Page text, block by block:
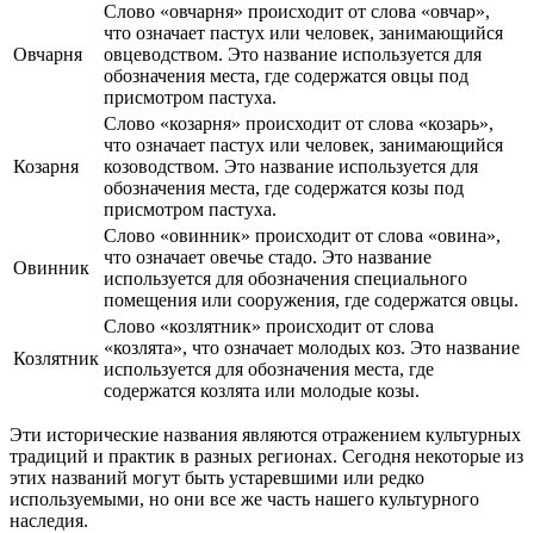
Овчарня
Слово «овчарня» происходит от слова «овчар»,
что означает пастух или человек, занимающийся
овцеводством. Это название используется для
обозначения места, где содержатся овцы под
присмотром пастуха.
Козарня
Слово «козарня» происходит от слова «козарь»,
что означает пастух или человек, занимающийся
козоводством. Это название используется для
обозначения места, где содержатся козы под
присмотром пастуха.
Овинник
Слово «овинник» происходит от слова «овина»,
что означает овечье стадо. Это название
используется для обозначения специального
помещения или сооружения, где содержатся овцы.
Козлятник
Слово «козлятник» происходит от слова
«козлята», что означает молодых коз. Это название
используется для обозначения места, где
содержатся козлята или молодые козы.
Эти исторические названия являются отражением культурных
традиций и практик в разных регионах. Сегодня некоторые из
этих названий могут быть устаревшими или редко
используемыми, но они все же часть нашего культурного
наследия.